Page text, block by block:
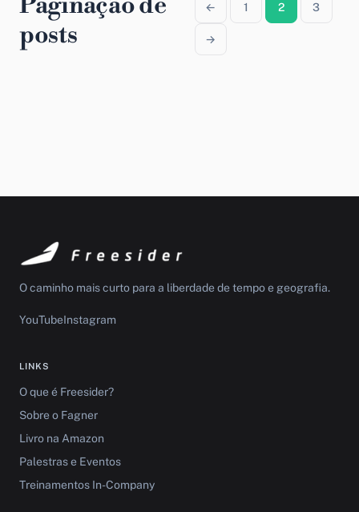
posts
← 1 2 3
→
O caminho mais curto para a liberdade de tempo e geografia.
YouTubeInstagram
LINKS
O que é Freesider?
Sobre o Fagner
Livro na Amazon
Palestras e Eventos
Treinamentos In-Company